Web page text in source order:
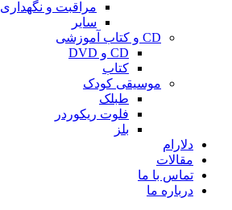
مراقبت و نگهداری
سایر
CD و کتاب آموزشی
CD و DVD
کتاب
موسیقی کودک
طبلک
فلوت ریکوردر
بلز
دلارام
مقالات
تماس با ما
درباره ما